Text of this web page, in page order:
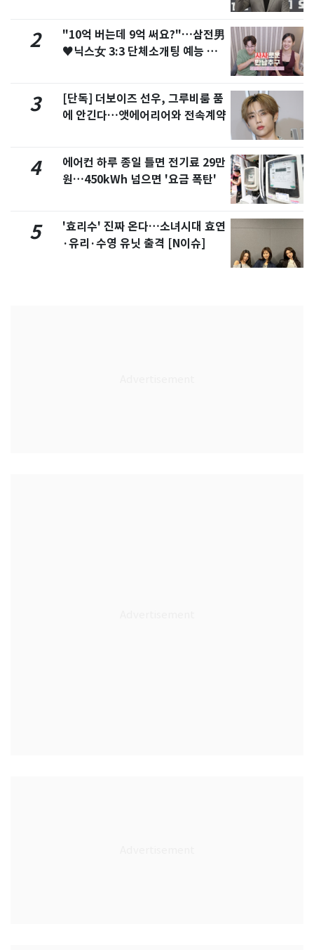
2
"10억 버는데 9억 써요?"…삼전男
♥닉스女 3:3 단체소개팅 예능 화
3
[단독] 더보이즈 선우, 그루비룸 품
에 안긴다…앳에어리어와 전속계약
4
에어컨 하루 종일 틀면 전기료 29만
원…450kWh 넘으면 '요금 폭탄'
5
'효리수' 진짜 온다…소녀시대 효연
·유리·수영 유닛 출격 [N이슈]